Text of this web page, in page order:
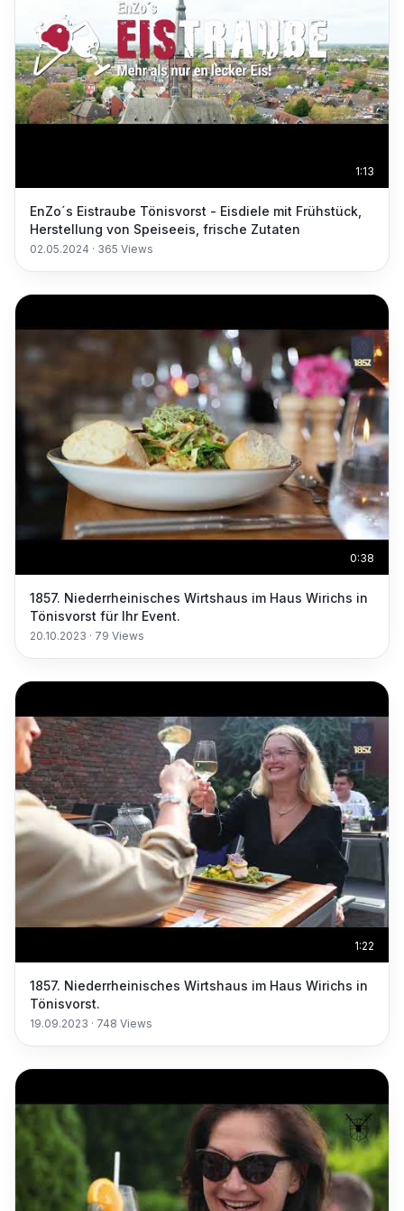
1:13
EnZo´s Eistraube Tönisvorst - Eisdiele mit Frühstück,
Herstellung von Speiseeis, frische Zutaten
02.05.2024 · 365 Views
0:38
1857. Niederrheinisches Wirtshaus im Haus Wirichs in
Tönisvorst für Ihr Event.
20.10.2023 · 79 Views
1:22
1857. Niederrheinisches Wirtshaus im Haus Wirichs in
Tönisvorst.
19.09.2023 · 748 Views